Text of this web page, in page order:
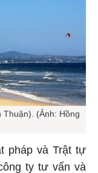
(Ảnh: Hồng
pháp và Trật tự
ty tư vấn và